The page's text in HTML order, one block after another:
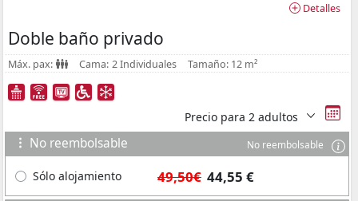
Detalles
Doble baño privado
Máx. pax: Cama: 2 Individuales Tamaño: 12 m²
Precio para 2 adultos
No reembolsable No reembolsable
Sólo alojamiento 49,50€ 44,55 €